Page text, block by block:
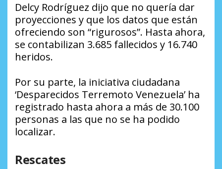
Delcy Rodríguez dijo que no quería dar
proyecciones y que los datos que están
ofreciendo son “rigurosos”. Hasta ahora,
se contabilizan 3.685 fallecidos y 16.740
heridos.
Por su parte, la iniciativa ciudadana
‘Desparecidos Terremoto Venezuela’ ha
registrado hasta ahora a más de 30.100
personas a las que no se ha podido
localizar.
Rescates